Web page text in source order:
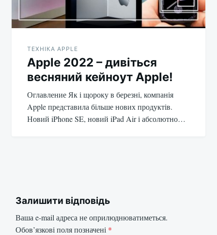
ТЕХНІКА APPLE
Apple 2022 – дивіться
весняний кейноут Apple!
Оглавление Як і щороку в березні, компанія
Apple представила більше нових продуктів.
Новий iPhone SE, новий iPad Air і абсолютно…
Залишити відповідь
Ваша e-mail адреса не оприлюднюватиметься.
Обов’язкові поля позначені *